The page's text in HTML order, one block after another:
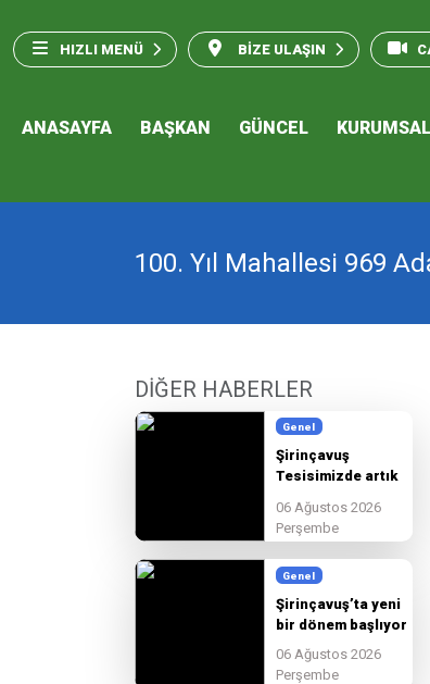
HIZLI MENÜ BİZE ULAŞIN
ANASAYFA BAŞKAN GÜNCEL KURUMSAL
100. Yıl Mahallesi 969
DİĞER HABERLER
Genel
Şirinçavuş
Tesisimizde artık
tamamlıyoruz
06 Ağustos 2026
Perşembe
Genel
Şirinçavuş’ta yeni
bir dönem başlıyor
06 Ağustos 2026
Perşembe